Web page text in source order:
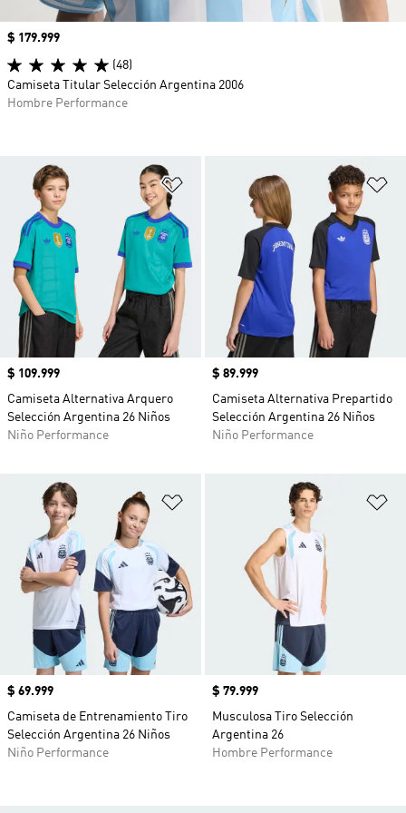
Añadir a la lista de deseos
Precio
$ 109.999
Camiseta Alternativa Arquero
Selección Argentina 26 Niños
Niño Performance
Precio
$ 89.999
Camiseta Alternativa Prepartido
Selección Argentina 26 Niños
Niño Performance
Añadir a la lista de deseos
Precio
$ 69.999
Camiseta de Entrenamiento Tiro
Selección Argentina 26 Niños
Niño Performance
Precio
$ 79.999
Musculosa Tiro Selección
Argentina 26
Hombre Performance
Precio
$ 179.999
(48)
Camiseta Titular Selección Argentina 2006
Hombre Performance